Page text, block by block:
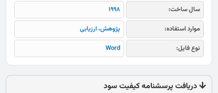
سال ساخت:
1998
موارد استفاده:
پژوهش، ارزیابی
نوع فایل:
Word
دریافت پرسشنامه کیفیت سود